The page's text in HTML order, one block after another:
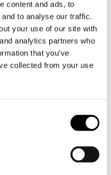
content and ads, to
to analyse our traffic.
your use of our site with
analytics partners who
that you’ve
collected from your use
congiunta sui
della carta come attività